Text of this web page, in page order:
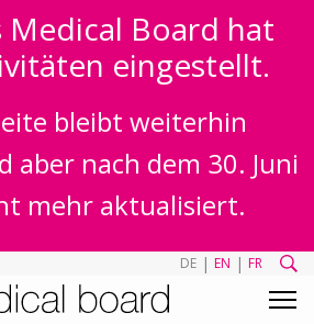
Medical Board hat
eingestellt.
bleibt weiterhin
aber nach dem 30. Juni
mehr aktualisiert.
DE | EN | FR